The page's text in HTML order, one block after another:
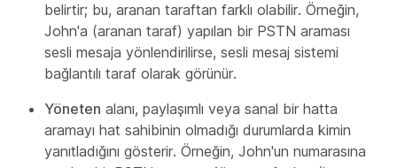
belirtir; bu, aranan taraftan farklı olabilir. Örneğin,
John'a (aranan taraf) yapılan bir PSTN araması
sesli mesaja yönlendirilirse, sesli mesaj sistemi
bağlantılı taraf olarak görünür.
Yöneten alanı, paylaşımlı veya sanal bir hatta
aramayı hat sahibinin olmadığı durumlarda kimin
yanıtladığını gösterir. Örneğin, John'un numarasına